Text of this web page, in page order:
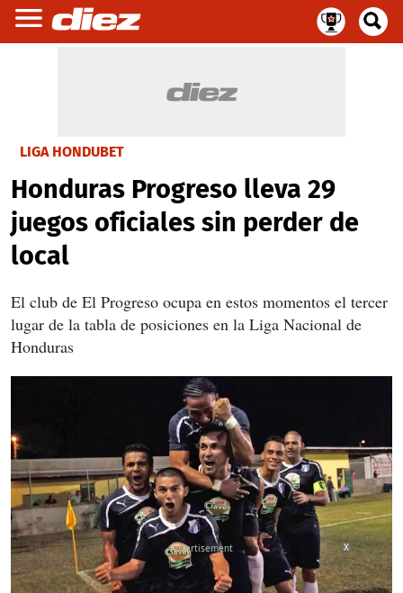
LIGA HONDUBET
Honduras Progreso lleva 29
juegos oficiales sin perder de
local
El club de El Progreso ocupa en estos momentos el tercer
lugar de la tabla de posiciones en la Liga Nacional de
Honduras
X